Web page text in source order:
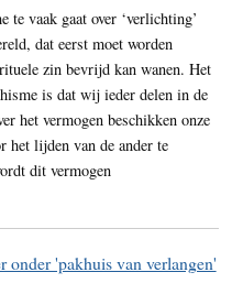
te vaak gaat over ‘verlichting’
dat eerst moet worden
zin bevrijd kan wanen. Het
is dat wij ieder delen in de
het vermogen beschikken onze
het lijden van de ander te
dit vermogen
onder 'pakhuis van verlangen'